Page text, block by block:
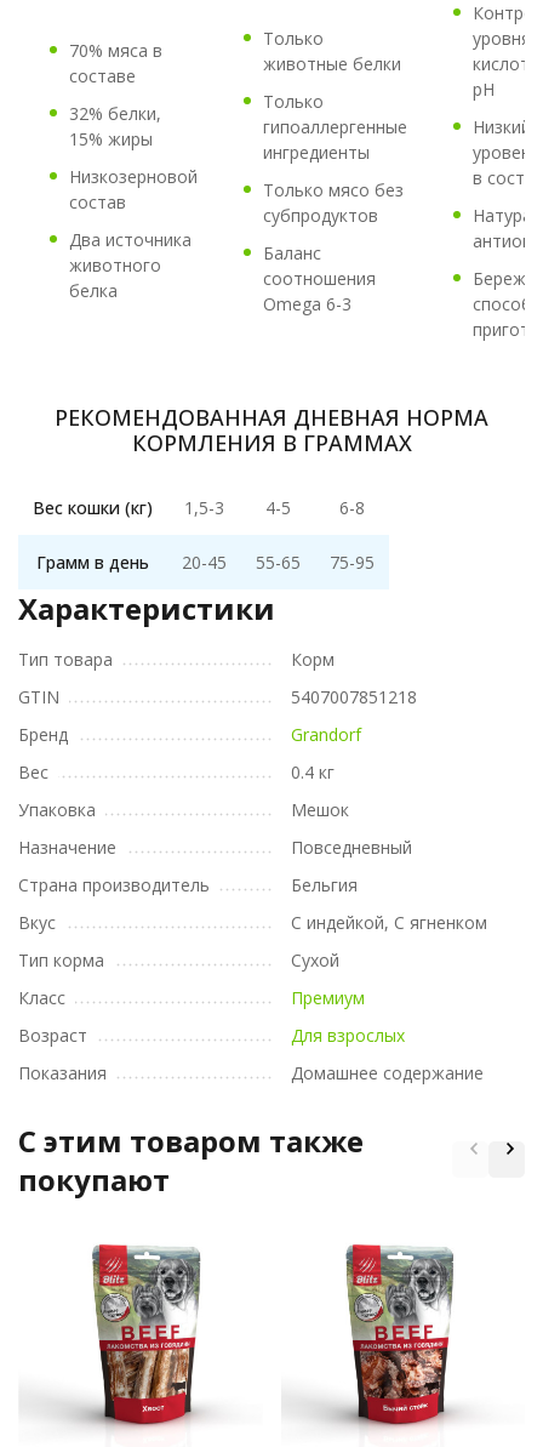
70% мяса в
составе
32% белки,
15% жиры
Низкозерновой
состав
Два источника
животного
белка
Только
животные белки
Только
гипоаллергенные
ингредиенты
Только мясо без
субпродуктов
Баланс
соотношения
Omega 6-3
уровня
рН
Низкий
в
способ
РЕКОМЕНДОВАННАЯ ДНЕВНАЯ НОРМА
КОРМЛЕНИЯ В ГРАММАХ
Вес кошки (кг) 1,5-3 4-5 6-8
Грамм в день 20-45 55-65 75-95
Характеристики
Тип товара
Корм
GTIN
5407007851218
Бренд
Grandorf
Вес
0.4 кг
Упаковка
Мешок
Назначение
Повседневный
Страна производитель
Бельгия
Вкус
С индейкой, С ягненком
Тип корма
Сухой
Класс
Премиум
Возраст
Для взрослых
Показания
Домашнее содержание
C этим товаром также
покупают